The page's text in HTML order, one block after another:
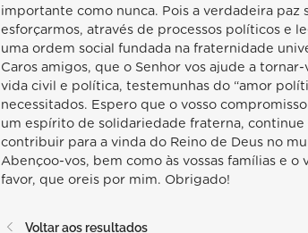
importante como nunca. Pois a verdadeira paz
esforçarmos, através de processos políticos e
uma ordem social fundada na fraternidade
Caros amigos, que o Senhor vos ajude a
vida civil e política, testemunhas do “amor
necessitados. Espero que o vosso
um espírito de solidariedade fraterna,
contribuir para a vinda do Reino de Deus no
Abençoo-vos, bem como às vossas famílias e o
favor, que oreis por mim. Obrigado!
Voltar aos resultados